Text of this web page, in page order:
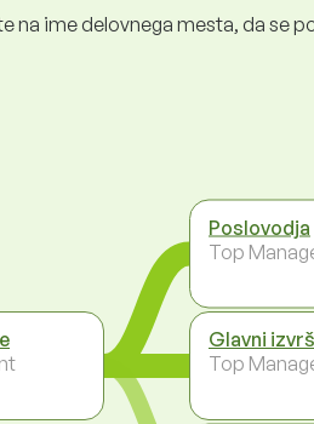
na ime delovnega mesta, da se
Poslovodja
Top
Glavni
Top